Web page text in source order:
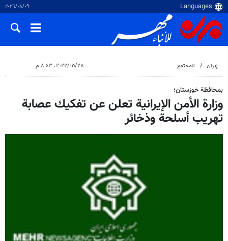
٠٩‏/٠٨‏/٢٠٢٦
إيران المجتمع ٢٨‏/٠٥‏/٢٠٢٢، ٨:٤٣ م
بمحافظة خوزستان؛
وزارة الأمن الإيرانية تعلن عن تفكيك عصابة
تهريب أسلحة وذخائر